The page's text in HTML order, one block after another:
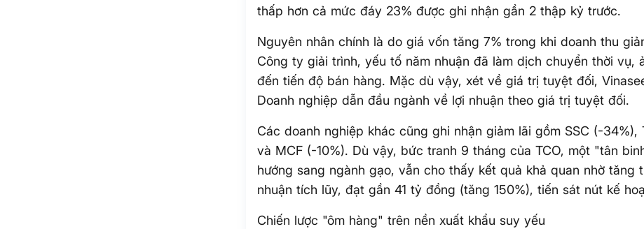
thấp hơn cả mức đáy 23% được ghi nhận gần 2 thập kỷ trước.
Nguyên nhân chính là do giá vốn tăng 7% trong khi doanh thu
Công ty giải trình, yếu tố năm nhuận đã làm dịch chuyển thời vụ,
đến tiến độ bán hàng. Mặc dù vậy, xét về giá trị tuyệt đối,
Doanh nghiệp dẫn đầu ngành về lợi nhuận theo giá trị tuyệt đối.
Các doanh nghiệp khác cũng ghi nhận giảm lãi gồm SSC (-34%),
và MCF (-10%). Dù vậy, bức tranh 9 tháng của TCO, một "tân
hướng sang ngành gạo, vẫn cho thấy kết quả khả quan nhờ tăng
nhuận tích lũy, đạt gần 41 tỷ đồng (tăng 150%), tiến sát nút kế
Chiến lược "ôm hàng" trên nền xuất khẩu suy yếu